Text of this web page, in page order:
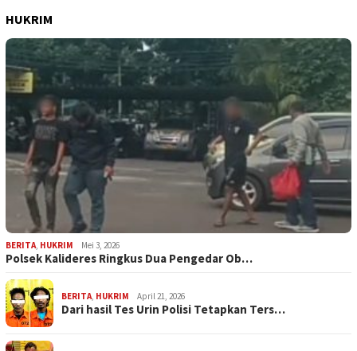
HUKRIM
BERITA, HUKRIM Mei 3, 2026
Polsek Kalideres Ringkus Dua Pengedar Ob…
BERITA, HUKRIM April 21, 2026
Dari hasil Tes Urin Polisi Tetapkan Ters…